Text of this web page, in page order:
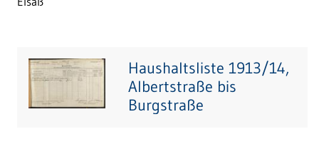
Haushaltsliste 1913/14,
Albertstraße bis
Burgstraße